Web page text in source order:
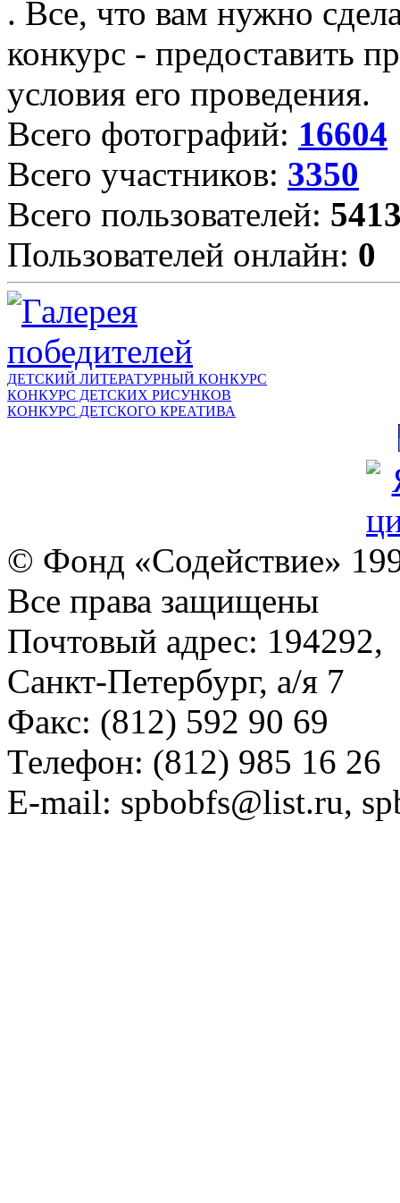
. Все, что вам нужно
конкурс - предоставить
условия его проведения.
Всего фотографий: 16604
Всего участников: 3350
Всего пользователей:
Пользователей онлайн: 0
ДЕТСКИЙ ЛИТЕРАТУРНЫЙ КОНКУРС
КОНКУРС ДЕТСКИХ РИСУНКОВ
КОНКУРС ДЕТСКОГО КРЕАТИВА
© Фонд «Содействие»
Все права защищены
Почтовый адрес: 194292,
Санкт-Петербург, а/я 7
Факс: (812) 592 90 69
Телефон: (812) 985 16 26
E-mail: spbobfs@list.ru,